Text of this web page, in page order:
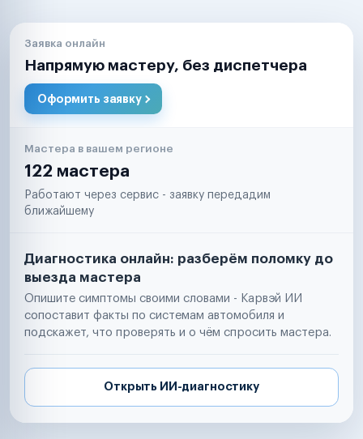
Заявка онлайн
Напрямую мастеру, без диспетчера
Оформить заявку
Мастера в вашем регионе
122 мастера
Работают через сервис - заявку передадим
ближайшему
Диагностика онлайн: разберём поломку до
выезда мастера
Опишите симптомы своими словами - Карвэй ИИ
сопоставит факты по системам автомобиля и
подскажет, что проверять и о чём спросить мастера.
Открыть ИИ-диагностику